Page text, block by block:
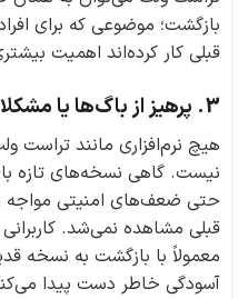
بازگشت؛ موضوعی که برای
قبلی کار کرده‌اند اهمیت
3. پرهیز از باگ‌ها یا مشکلات نسخه‌های جدید
هیچ نرم‌افزاری مانند
نیست. گاهی نسخه‌های تازه
حتی ضعف‌های امنیتی
قبلی مشاهده نمی‌شد.
معمولاً با بازگشت به نسخه
آسودگی خاطر دست پیدا